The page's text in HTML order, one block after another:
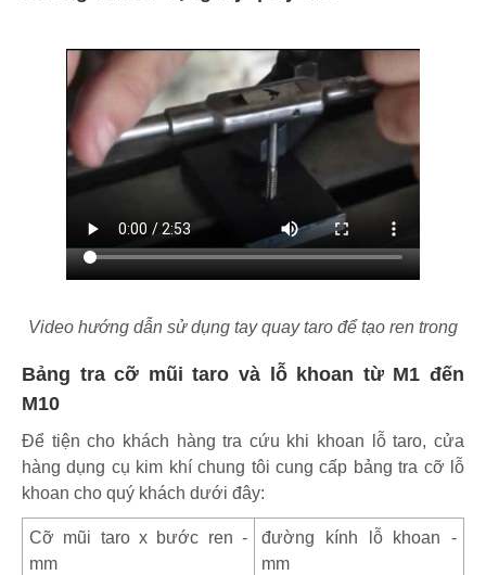
Video hướng dẫn sử dụng tay quay taro để tạo ren trong
Bảng tra cỡ mũi taro và lỗ khoan từ M1 đến
M10
Để tiện cho khách hàng tra cứu khi khoan lỗ taro, cửa
hàng dụng cụ kim khí chung tôi cung cấp bảng tra cỡ lỗ
khoan cho quý khách dưới đây:
Cỡ mũi taro x bước ren -
mm
đường kính lỗ khoan -
mm